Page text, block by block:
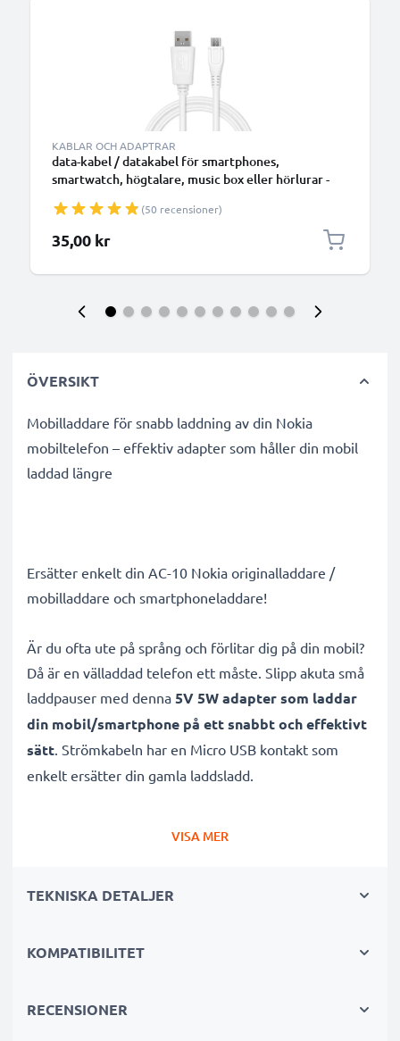
KABLAR OCH ADAPTRAR
data-kabel / datakabel för smartphones,
smartwatch, högtalare, music box eller hörlurar -
(50 recensioner)
35,00 kr
ÖVERSIKT
Mobilladdare för snabb laddning av din Nokia
mobiltelefon – effektiv adapter som håller din mobil
laddad längre
Ersätter enkelt din AC-10 Nokia originalladdare /
mobilladdare och smartphoneladdare!
Är du ofta ute på språng och förlitar dig på din mobil?
Då är en välladdad telefon ett måste. Slipp akuta små
laddpauser med denna 5V 5W adapter som laddar
din mobil/smartphone på ett snabbt och effektivt
sätt. Strömkabeln har en Micro USB kontakt som
enkelt ersätter din gamla laddsladd.
för mobiltelefon. Med denna nätadapter kan du vara
vis, så att du kan fokusera på något annat istället.
Många fördelar med denna effektiva laddare för
VISA MER
TEKNISKA DETALJER
KOMPATIBILITET
RECENSIONER